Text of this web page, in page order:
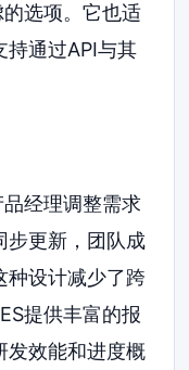
选项。它也适
持通过API与其
经理调整需求
步更新，团队成
种设计减少了跨
提供丰富的报
发效能和进度概